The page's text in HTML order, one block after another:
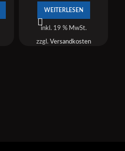
WEITERLESEN
inkl. 19 % MwSt.
zzgl. Versandkosten